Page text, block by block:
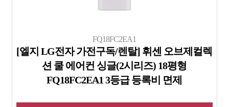
FQ18FC2EA1
[엘지 LG전자 가전구독/렌탈] 휘센 오브제컬렉
션 쿨 에어컨 싱글(2시리즈) 18평형
FQ18FC2EA1 3등급 등록비 면제